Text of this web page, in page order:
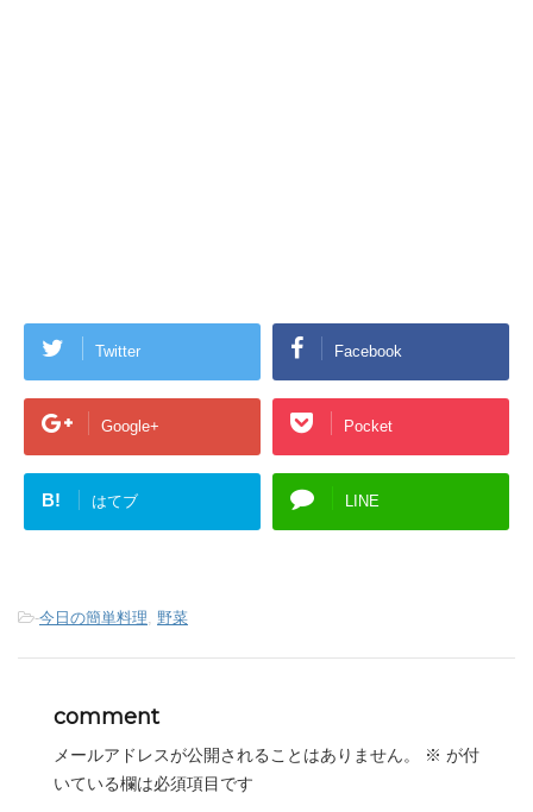
Twitter Facebook
Google+ Pocket
B! はてブ LINE
-今日の簡単料理 野菜
comment
メールアドレスが公開されることはありません。 ※ が付
いている欄は必須項目です